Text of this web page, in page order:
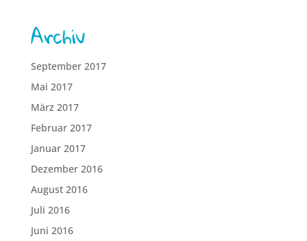
Archiv
September 2017
Mai 2017
März 2017
Februar 2017
Januar 2017
Dezember 2016
August 2016
Juli 2016
Juni 2016